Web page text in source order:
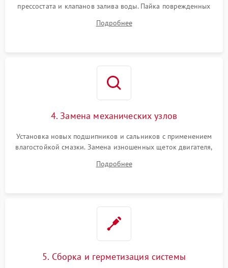
прессостата и клапанов залива воды. Пайка поврежденных
Восстановление целостности проводки и контактов.
Подробнее
4. Замена механических узлов
Установка новых подшипников и сальников с применением
влагостойкой смазки. Замена изношенных щеток двигателя,
или поврежденной резиновой манжеты.
Подробнее
5. Сборка и герметизация системы